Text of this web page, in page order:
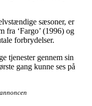
sæsoner, er
fra ‘Fargo’ (1996) og
forbrydelser.
tjenester gennem sin
gang kunne ses på